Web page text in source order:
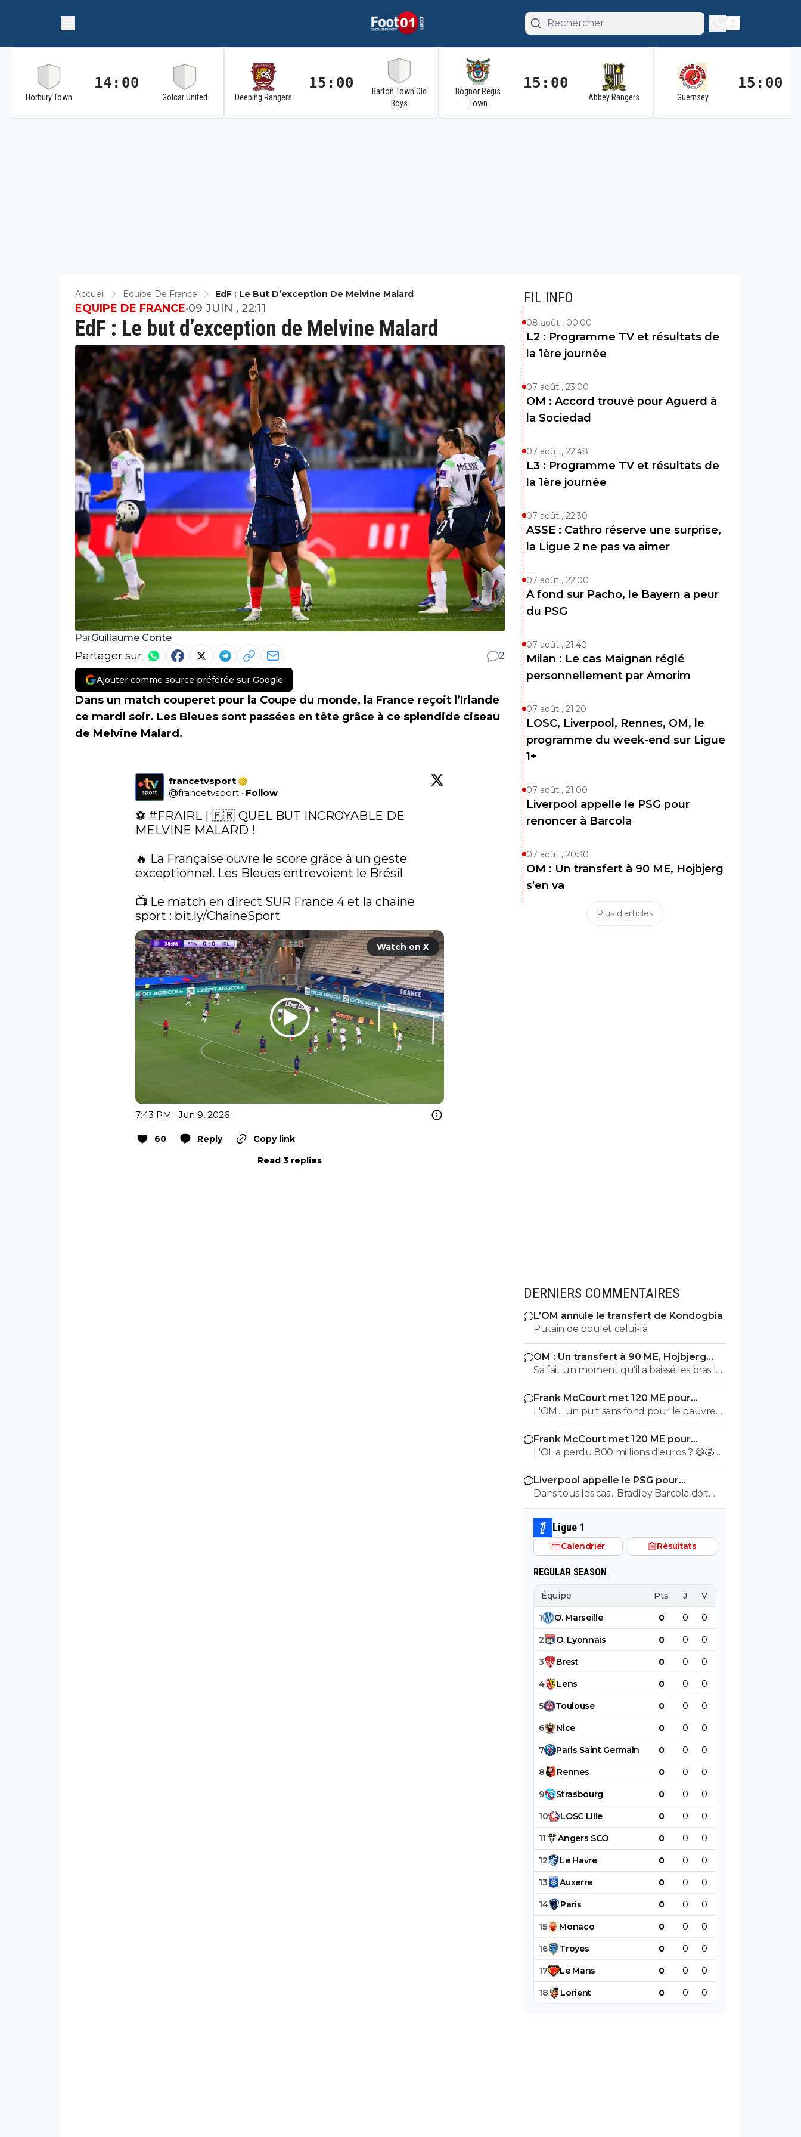
Horbury Town
14:00
Golcar United Deeping Rangers
15:00
Barton Town Old
Boys
Bognor Regis
Town
15:00
Abbey Rangers Guernsey
15:00
Accueil Equipe De France EdF : Le But D’exception De Melvine Malard
EdF : Le but d’exception de Melvine Malard
EQUIPE DE FRANCE•09 JUIN , 22:11
ParGuillaume Conte
Partager sur 2
Ajouter comme source préférée sur Google
Dans un match couperet pour la Coupe du monde, la France reçoit l’Irlande
ce mardi soir. Les Bleues sont passées en tête grâce à ce splendide ciseau
de Melvine Malard.
francetvsport
@francetvsport · Follow
⚽️ #FRAIRL | 🇫🇷 QUEL BUT INCROYABLE DE
MELVINE MALARD !
🔥 La Française ouvre le score grâce à un geste
exceptionnel. Les Bleues entrevoient le Brésil
📺 Le match en direct SUR France 4 et la chaine
sport : bit.ly/ChaîneSport
Watch on X
7:43 PM · Jun 9, 2026
60 Reply
Copy link
Read 3 replies
FIL INFO
08 août , 00:00
L2 : Programme TV et résultats de
la 1ère journée
07 août , 23:00
OM : Accord trouvé pour Aguerd à
la Sociedad
07 août , 22:48
L3 : Programme TV et résultats de
la 1ère journée
07 août , 22:30
ASSE : Cathro réserve une surprise,
la Ligue 2 ne pas va aimer
07 août , 22:00
A fond sur Pacho, le Bayern a peur
du PSG
07 août , 21:40
Milan : Le cas Maignan réglé
personnellement par Amorim
07 août , 21:20
LOSC, Liverpool, Rennes, OM, le
programme du week-end sur Ligue
1+
07 août , 21:00
Liverpool appelle le PSG pour
renoncer à Barcola
07 août , 20:30
OM : Un transfert à 90 ME, Hojbjerg
s'en va
Plus d'articles
DERNIERS COMMENTAIRES
L’OM annule le transfert de Kondogbia
Putain de boulet celui-là
OM : Un transfert à 90 ME, Hojbjerg
s'en va
Sa fait un moment qu'il a baissé les bras la
première saison il etait top mais depuis
quelques match etait en dessus. Merci et
bon vent a lui pour le reste de sa carrière
...
Frank McCourt met 120 ME pour
sauver l’OM !
L'OM.... un puit sans fond pour le pauvre
Frank McCourt.
Frank McCourt met 120 ME pour
sauver l’OM !
L'OL a perdu 800 millions d'euros ? 😆🤣😂
Pourquoi pas un milliard tant que tu y es !
^^
Liverpool appelle le PSG pour
renoncer à Barcola
Dans tous les cas... Bradley Barcola doit
être très inquiet. Ce qui est vraiment
compréhensible lorsque l'on sait
comment le PSG a traiter Kylian Mbappé
lorsqu'il avait voulu quitter le PSG.
Ligue 1
Calendrier Résultats
REGULAR SEASON
Équipe Pts J V
1 O. Marseille 0 0 0
2 O. Lyonnais 0 0 0
3 Brest 0 0 0
4 Lens 0 0 0
5 Toulouse 0 0 0
6 Nice 0 0 0
7 Paris Saint Germain 0 0 0
8 Rennes 0 0 0
9 Strasbourg 0 0 0
10 LOSC Lille 0 0 0
11 Angers SCO 0 0 0
12 Le Havre 0 0 0
13 Auxerre 0 0 0
14 Paris 0 0 0
15 Monaco 0 0 0
16 Troyes 0 0 0
17 Le Mans 0 0 0
18 Lorient 0 0 0